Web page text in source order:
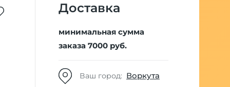
Доставка
минимальная сумма
заказа 7000 руб.
Ваш город: Воркута